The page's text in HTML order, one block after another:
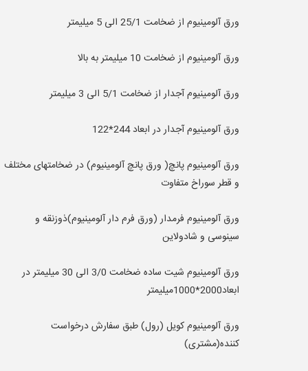
ورق آلومینیوم از ضخامت 25/1 الی 5 میلیمتر
ورق آلومینیوم از ضخامت 10 میلیمتر به بالا
ورق آلومینیوم آجدار از ضخامت 5/1 الی 3 میلیمتر
ورق آلومینیوم آجدار در ابعاد 244*122
ورق آلومینیوم پانچ( ورق پانچ آلومینیوم) در ضخامتهای مختلف
و قطر سوراخ متفاوت
ورق آلومینیوم فرمدار (ورق فرم دار آلومینیوم)ذوزنقه و
سینوسی و شادولاین
ورق آلومينيوم شيت ساده ضخامت 3/0 الی 30 ميليمتر در
ابعاد2000*1000میلیمتر
ورق آلومینیوم کویل (رول) طبق سفارش درخواست
کننده(مشتری)